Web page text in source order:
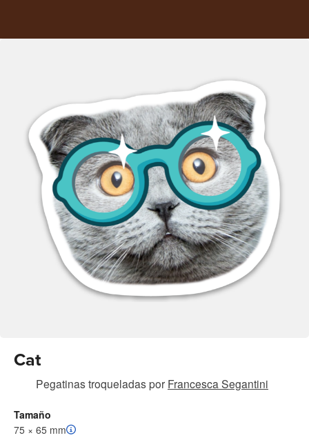
Cat
Pegatinas troqueladaspor Francesca Segantini
Tamaño
75 × 65 mm